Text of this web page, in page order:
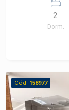
armários,
estratégica. CARACTERÍSTICAS DO IMÓVEL -
Área útil de
momentos
para
contribuem
2
Dorm.
Cód. 158977